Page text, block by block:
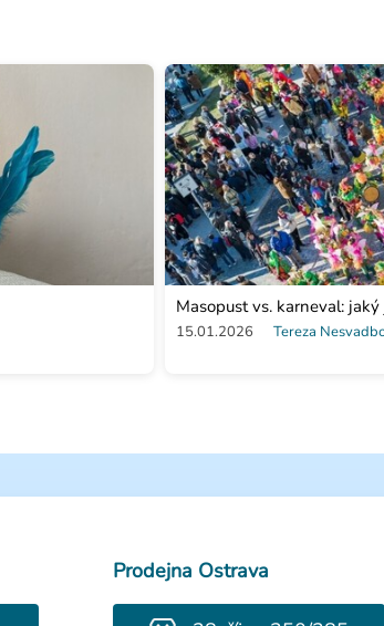
Masopust vs. karneval:
15.01.2026 Tereza
Prodejna Ostrava